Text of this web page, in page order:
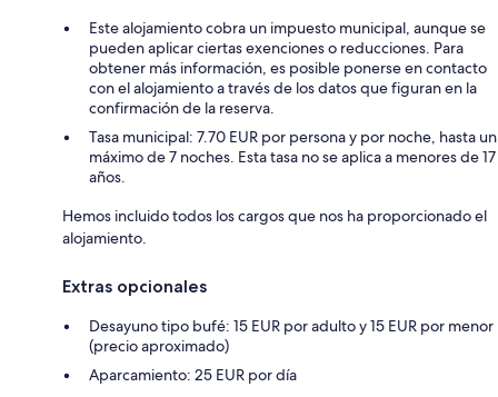
Este alojamiento cobra un impuesto municipal, aunque se
pueden aplicar ciertas exenciones o reducciones. Para
obtener más información, es posible ponerse en contacto
con el alojamiento a través de los datos que figuran en la
confirmación de la reserva.
Tasa municipal: 7.70 EUR por persona y por noche, hasta un
máximo de 7 noches. Esta tasa no se aplica a menores de 17
años.
Hemos incluido todos los cargos que nos ha proporcionado el
alojamiento.
Extras opcionales
Desayuno tipo bufé: 15 EUR por adulto y 15 EUR por menor
(precio aproximado)
Aparcamiento: 25 EUR por día